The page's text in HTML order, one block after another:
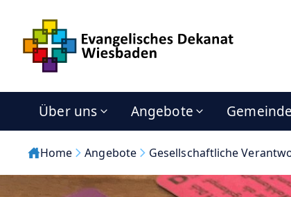
Über uns Angebote
Home Angebote Gesellschaftliche